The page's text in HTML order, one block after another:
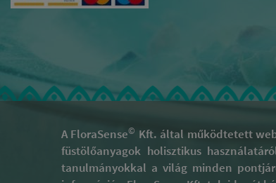
A FloraSense© Kft. által működtetett
füstölőanyagok holisztikus
tanulmányokkal a világ minden